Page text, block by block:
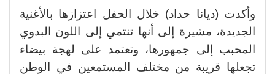
وأكدت (ديانا حداد) خلال الحفل اعتزازها بالأغنية
الجديدة، مشيرة إلى أنها تنتمي إلى اللون البدوي
المحبب إلى جمهورها، وتعتمد على لهجة بيضاء
تجعلها قريبة من مختلف المستمعين في الوطن